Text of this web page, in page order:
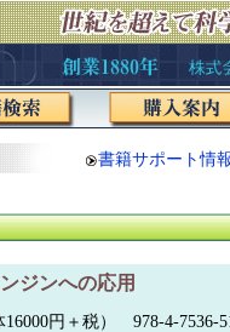
書籍サポート情
ジンへの応用
円＋税） 978-4-7536-